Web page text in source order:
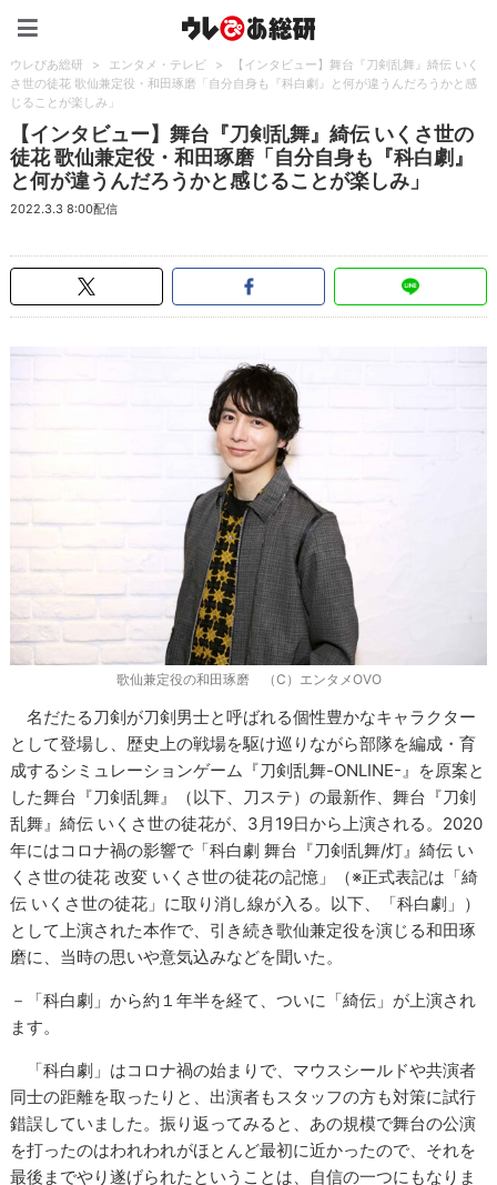
ウレぴあ総研 > エンタメ・テレビ >
【インタビュー】舞台『刀剣乱舞』綺伝 いく
さ世の徒花 歌仙兼定役・和田琢磨「自分自身も『科白劇』と何が違うんだろうかと感
じることが楽しみ」
【インタビュー】舞台『刀剣乱舞』綺伝 いくさ世の
徒花 歌仙兼定役・和田琢磨「自分自身も『科白劇』
と何が違うんだろうかと感じることが楽しみ」
2022.3.3 8:00配信
歌仙兼定役の和田琢磨 （C）エンタメOVO
名だたる刀剣が刀剣男士と呼ばれる個性豊かなキャラクター
として登場し、歴史上の戦場を駆け巡りながら部隊を編成・育
成するシミュレーションゲーム『刀剣乱舞-ONLINE-』を原案と
した舞台『刀剣乱舞』（以下、刀ステ）の最新作、舞台『刀剣
乱舞』綺伝 いくさ世の徒花が、3月19日から上演される。2020
年にはコロナ禍の影響で「科白劇 舞台『刀剣乱舞/灯』綺伝 い
くさ世の徒花 改変 いくさ世の徒花の記憶」（※正式表記は「綺
伝 いくさ世の徒花」に取り消し線が入る。以下、「科白劇」）
として上演された本作で、引き続き歌仙兼定役を演じる和田琢
磨に、当時の思いや意気込みなどを聞いた。
－「科白劇」から約１年半を経て、ついに「綺伝」が上演され
ます。
「科白劇」はコロナ禍の始まりで、マウスシールドや共演者
同士の距離を取ったりと、出演者もスタッフの方も対策に試行
錯誤していました。振り返ってみると、あの規模で舞台の公演
を打ったのはわれわれがほとんど最初に近かったので、それを
最後までやり遂げられたということは、自信の一つにもなりま